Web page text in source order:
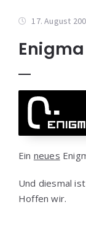
17. August
Ein neues
Und diesmal
Hoffen wir.